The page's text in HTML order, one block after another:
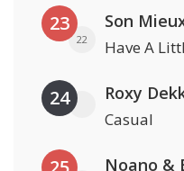
23
22
Son
Have A
24 Roxy
Casual
Noano &